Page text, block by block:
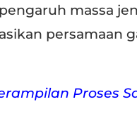
massa
persamaan
Proses